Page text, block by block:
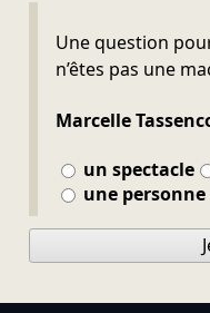
Une question
n’êtes pas une
Marcelle
un spectacle
une personne
Ne pas remplir